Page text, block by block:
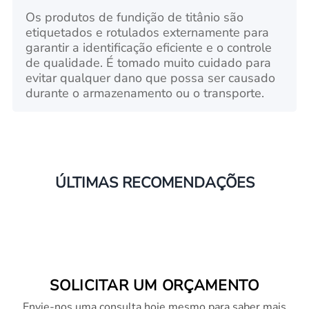
Os produtos de fundição de titânio são
etiquetados e rotulados externamente para
garantir a identificação eficiente e o controle
de qualidade. É tomado muito cuidado para
evitar qualquer dano que possa ser causado
durante o armazenamento ou o transporte.
ÚLTIMAS RECOMENDAÇÕES
SOLICITAR UM ORÇAMENTO